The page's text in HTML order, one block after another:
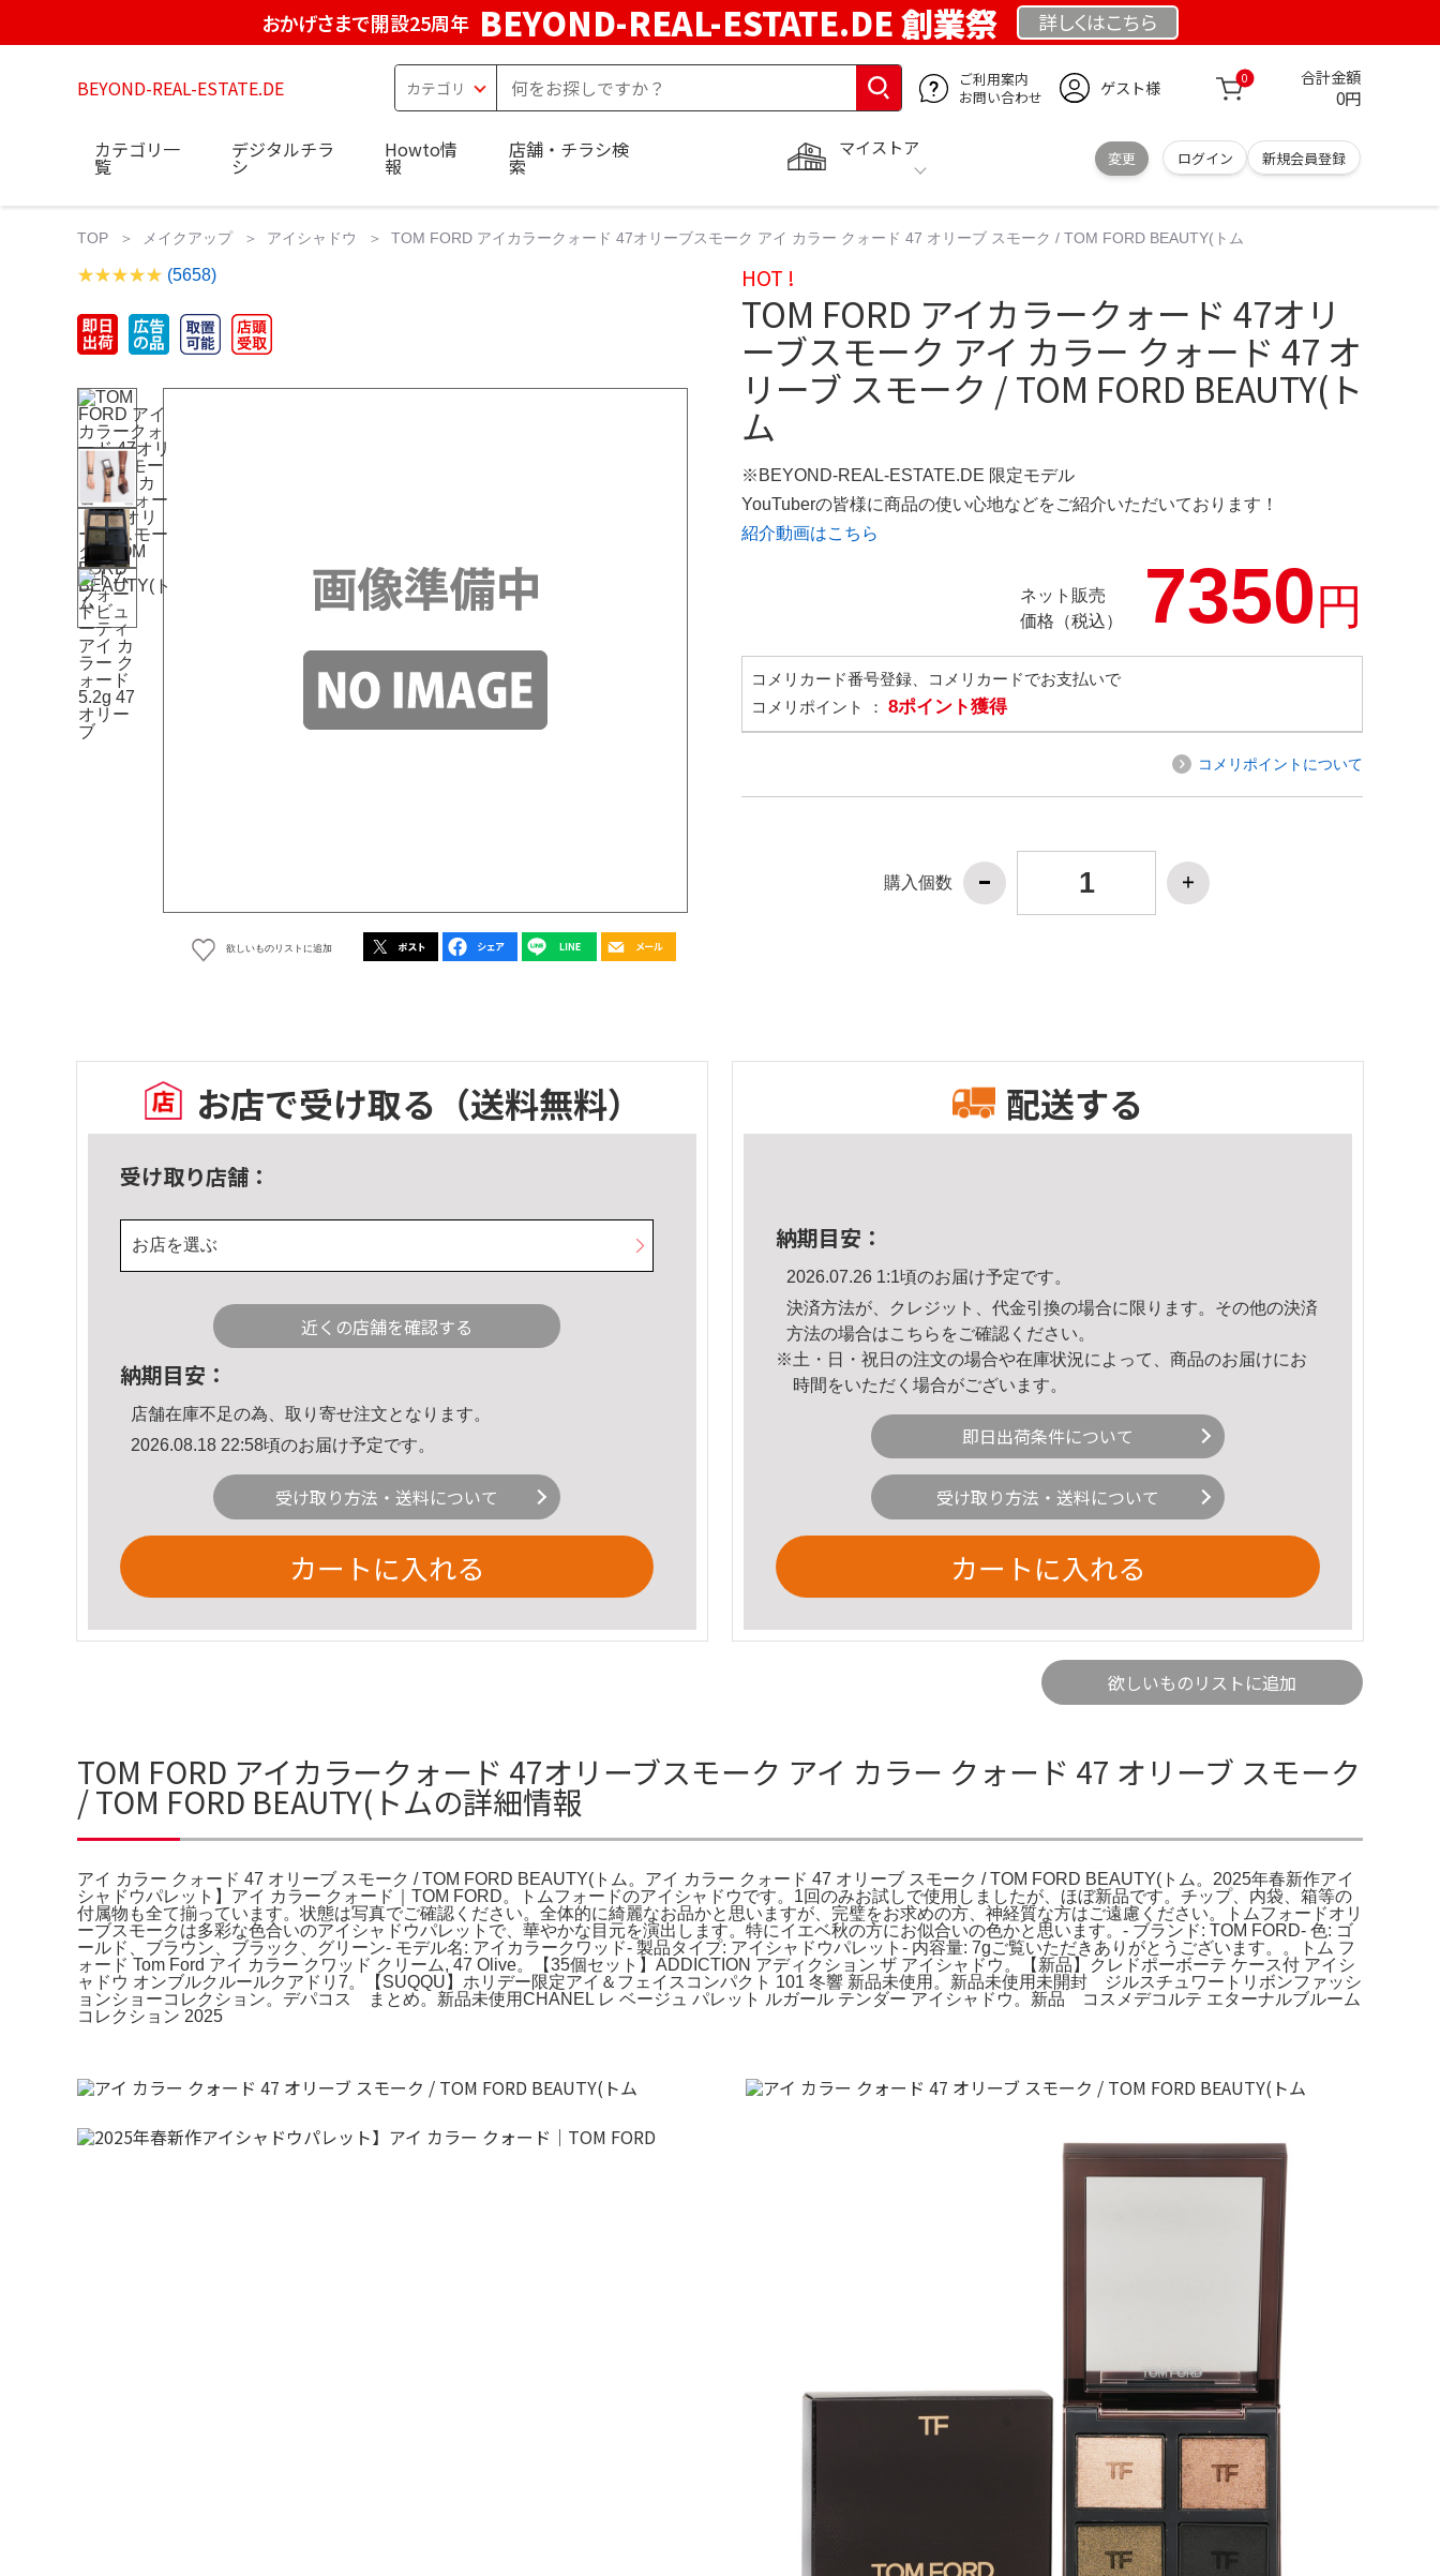
おかげさまで開設25周年 BEYOND-REAL-ESTATE.DE 創業祭 詳しくはこちら
BEYOND-REAL-ESTATE.DE
ご利用案内
お問い合わせ
ゲスト様 0 合計金額
0円
マイストア
変更 ログイン 新規会員登録
カテゴリ一
覧
デジタルチラ
シ
Howto情
報
店舗・チラシ検
索
TOP メイクアップ アイシャドウ TOM FORD アイカラークォード 47オリーブスモーク アイ カラー クォード 47 オリーブ スモーク / TOM FORD BEAUTY(トム
(5658)
欲しいものリストに追加
HOT !
TOM FORD アイカラークォード 47オリ
ーブスモーク アイ カラー クォード 47 オ
リーブ スモーク / TOM FORD BEAUTY(ト
ム
※BEYOND-REAL-ESTATE.DE 限定モデル
YouTuberの皆様に商品の使い心地などをご紹介いただいております！
紹介動画はこちら
ネット販売
価格（税込）
7350円
コメリカード番号登録、コメリカードでお支払いで
コメリポイント ： 8ポイント獲得
コメリポイントについて
購入個数
お店で受け取る （送料無料）
受け取り店舗：
お店を選ぶ
近くの店舗を確認する
納期目安：
店舗在庫不足の為、取り寄せ注文となります。
2026.08.18 22:58頃のお届け予定です。
受け取り方法・送料について
カートに入れる
配送する
納期目安：
2026.07.26 1:1頃のお届け予定です。
決済方法が、クレジット、代金引換の場合に限ります。その他の決済
方法の場合はこちら をご確認ください。
※土・日・祝日の注文の場合や在庫状況によって、商品のお届けにお
時間をいただく場合がございます。
即日出荷条件について
受け取り方法・送料について
カートに入れる
欲しいものリストに追加
TOM FORD アイカラークォード 47オリーブスモーク アイ カラー クォード 47 オリーブ スモーク
/ TOM FORD BEAUTY(トムの詳細情報
アイ カラー クォード 47 オリーブ スモーク / TOM FORD BEAUTY(トム。アイ カラー クォード 47 オリーブ スモーク / TOM FORD BEAUTY(トム。2025年春新作アイ
シャドウパレット】アイ カラー クォード｜TOM FORD。トムフォードのアイシャドウです。1回のみお試しで使用しましたが、ほぼ新品です。チップ、内袋、箱等の
付属物も全て揃っています。状態は写真でご確認ください。全体的に綺麗なお品かと思いますが、完璧をお求めの方、神経質な方はご遠慮ください。トムフォードオリ
ーブスモークは多彩な色合いのアイシャドウパレットで、華やかな目元を演出します。特にイエベ秋の方にお似合いの色かと思います。- ブランド: TOM FORD- 色: ゴ
ールド、ブラウン、ブラック、グリーン- モデル名: アイカラークワッド- 製品タイプ: アイシャドウパレット- 内容量: 7gご覧いただきありがとうございます。。トム フ
ォード Tom Ford アイ カラー クワッド クリーム, 47 Olive。【35個セット】ADDICTION アディクション ザ アイシャドウ。【新品】クレドポーボーテ ケース付 アイシ
ャドウ オンブルクルールクアドリ7。【SUQQU】ホリデー限定アイ＆フェイスコンパクト 101 冬響 新品未使用。新品未使用未開封 ジルスチュワートリボンファッシ
ョンショーコレクション。デパコス まとめ。新品未使用CHANEL レ ベージュ パレット ルガール テンダー アイシャドウ。新品 コスメデコルテ エターナルブルーム
コレクション 2025